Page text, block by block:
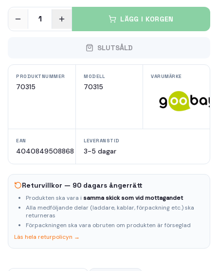
1 LÄGG I KORGEN
SLUTSÅLD
PRODUKTNUMMER
70315
MODELL
70315
VARUMÄRKE
EAN
4040849508868
LEVERANSTID
3-5 dagar
Returvillkor — 90 dagars ångerrätt
Produkten ska vara i samma skick som vid mottagandet
Alla medföljande delar (laddare, kablar, förpackning etc.) ska
returneras
Förpackningen ska vara obruten om produkten är förseglad
Läs hela returpolicyn →